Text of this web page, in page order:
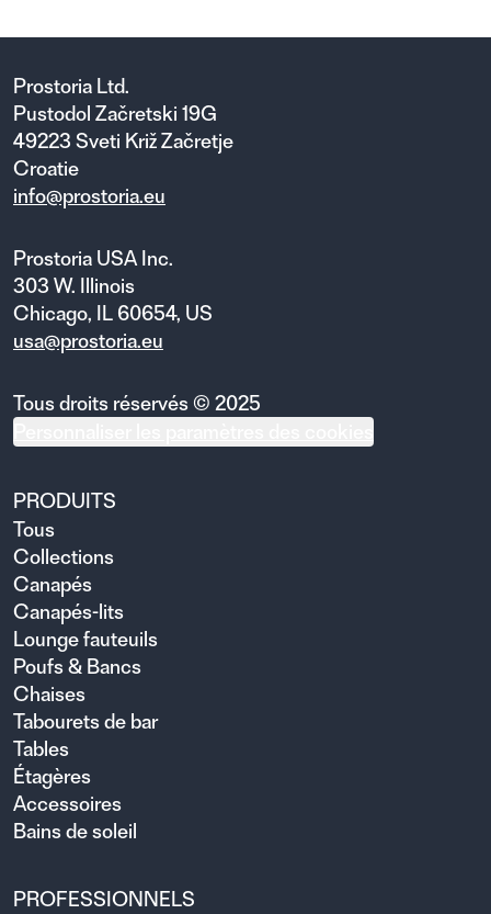
Prostoria Ltd.
Pustodol Začretski 19G
49223 Sveti Križ Začretje
Croatie
info@prostoria.eu
Prostoria USA Inc.
303 W. Illinois
Chicago, IL 60654, US
usa@prostoria.eu
Tous droits réservés © 2025
PRODUITS
Tous
Collections
Canapés
Canapés-lits
Lounge fauteuils
Poufs & Bancs
Chaises
Tabourets de bar
Tables
Étagères
Accessoires
Bains de soleil
PROFESSIONNELS